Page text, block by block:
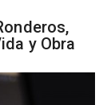
y Obra